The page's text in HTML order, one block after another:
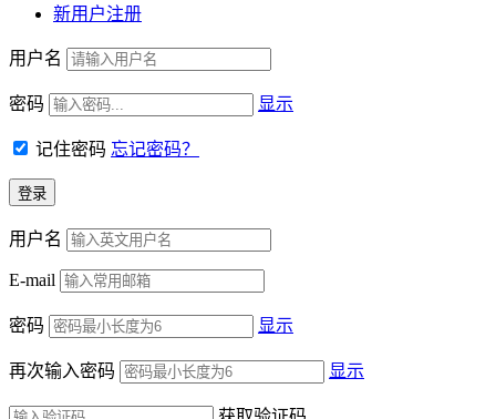
新用户注册
用户名
密码 显示
记住密码 忘记密码？
用户名
E-mail
密码 显示
再次输入密码 显示